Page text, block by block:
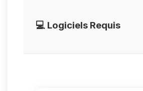
💻 Logiciels Requis